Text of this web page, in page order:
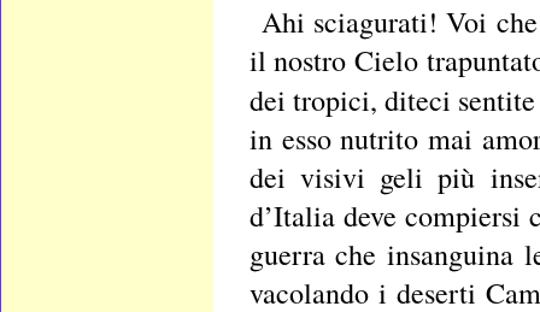
Ahi sciagurati! Voi
il nostro Cielo
dei tropici, diteci
in esso nutrito mai
dei visivi geli più
d’Italia deve
guerra che insanguina
vacolando i deserti